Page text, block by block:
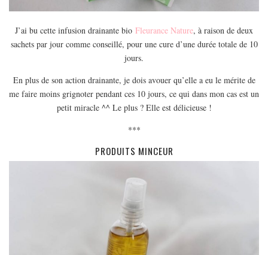
J’ai bu cette infusion drainante bio Fleurance Nature, à raison de deux
sachets par jour comme conseillé, pour une cure d’une durée totale de 10
jours.
En plus de son action drainante, je dois avouer qu’elle a eu le mérite de
me faire moins grignoter pendant ces 10 jours, ce qui dans mon cas est un
petit miracle ^^ Le plus ? Elle est délicieuse !
***
PRODUITS MINCEUR